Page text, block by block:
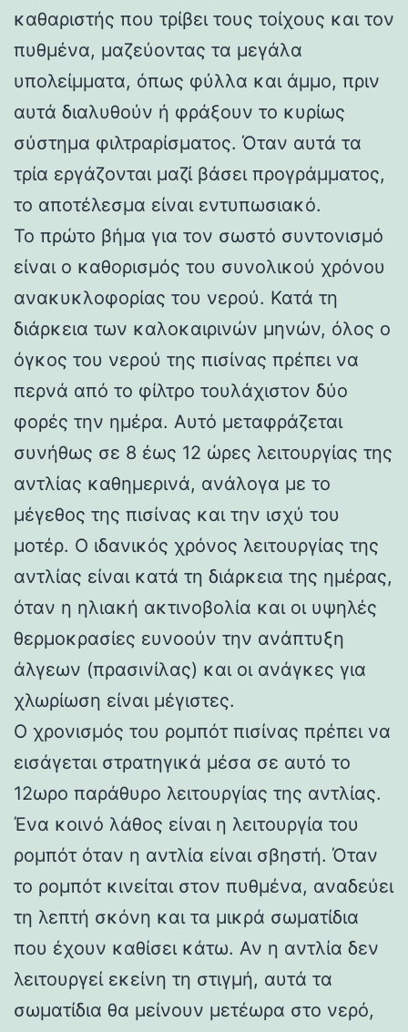
καθαριστής που τρίβει τους τοίχους και τον
πυθμένα, μαζεύοντας τα μεγάλα
υπολείμματα, όπως φύλλα και άμμο, πριν
αυτά διαλυθούν ή φράξουν το κυρίως
σύστημα φιλτραρίσματος. Όταν αυτά τα
τρία εργάζονται μαζί βάσει προγράμματος,
το αποτέλεσμα είναι εντυπωσιακό.
Το πρώτο βήμα για τον σωστό συντονισμό
είναι ο καθορισμός του συνολικού χρόνου
ανακυκλοφορίας του νερού. Κατά τη
διάρκεια των καλοκαιρινών μηνών, όλος ο
όγκος του νερού της πισίνας πρέπει να
περνά από το φίλτρο τουλάχιστον δύο
φορές την ημέρα. Αυτό μεταφράζεται
συνήθως σε 8 έως 12 ώρες λειτουργίας της
αντλίας καθημερινά, ανάλογα με το
μέγεθος της πισίνας και την ισχύ του
μοτέρ. Ο ιδανικός χρόνος λειτουργίας της
αντλίας είναι κατά τη διάρκεια της ημέρας,
όταν η ηλιακή ακτινοβολία και οι υψηλές
θερμοκρασίες ευνοούν την ανάπτυξη
άλγεων (πρασινίλας) και οι ανάγκες για
χλωρίωση είναι μέγιστες.
Ο χρονισμός του ρομπότ πισίνας πρέπει να
εισάγεται στρατηγικά μέσα σε αυτό το
12ωρο παράθυρο λειτουργίας της αντλίας.
Ένα κοινό λάθος είναι η λειτουργία του
ρομπότ όταν η αντλία είναι σβηστή. Όταν
το ρομπότ κινείται στον πυθμένα, αναδεύει
τη λεπτή σκόνη και τα μικρά σωματίδια
που έχουν καθίσει κάτω. Αν η αντλία δεν
λειτουργεί εκείνη τη στιγμή, αυτά τα
σωματίδια θα μείνουν μετέωρα στο νερό,